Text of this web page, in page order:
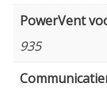
PowerVent
935